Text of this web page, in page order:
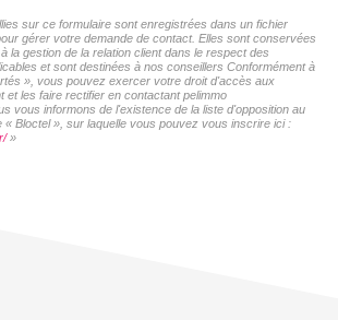
sur ce formulaire sont enregistrées dans un fichier
gérer votre demande de contact. Elles sont conservées
la gestion de la relation client dans le respect des
et sont destinées à nos conseillers Conformément à
», vous pouvez exercer votre droit d'accès aux
et les faire rectifier en contactant pelimmo
vous informons de l'existence de la liste d'opposition au
« Bloctel », sur laquelle vous pouvez vous inscrire ici :
»